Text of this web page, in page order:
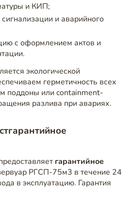
и КИП;
и аварийного
с оформлением актов и
экологической
герметичность всех
поддоны или containment-
разлива при авариях.
гарантийное
РГСП-75м3 в течение 24
в эксплуатацию. Гарантия